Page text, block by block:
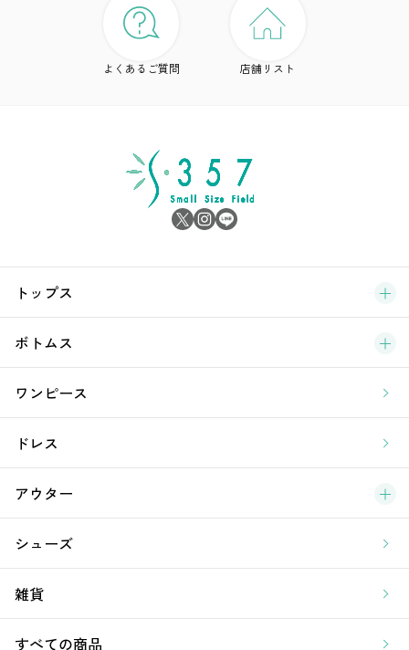
ブ
新
ラ
ア
よくあるご質問 店舗リスト
トップス
ボトムス
ワンピース
ドレス
アウター
シューズ
雑貨
すべての商品